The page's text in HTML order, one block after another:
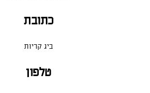
כתובת
ביג קריות
טלפון